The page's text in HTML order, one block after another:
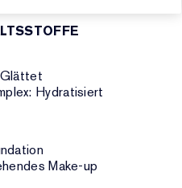
Hydratisiert
Make-up